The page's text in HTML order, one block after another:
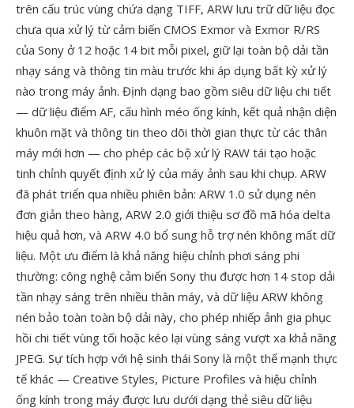
trên cấu trúc vùng chứa dạng TIFF, ARW lưu trữ dữ liệu đọc
chưa qua xử lý từ cảm biến CMOS Exmor và Exmor R/RS
của Sony ở 12 hoặc 14 bit mỗi pixel, giữ lại toàn bộ dải tần
nhạy sáng và thông tin màu trước khi áp dụng bất kỳ xử lý
nào trong máy ảnh. Định dạng bao gồm siêu dữ liệu chi tiết
— dữ liệu điểm AF, cấu hình méo ống kính, kết quả nhận diện
khuôn mặt và thông tin theo dõi thời gian thực từ các thân
máy mới hơn — cho phép các bộ xử lý RAW tái tạo hoặc
tinh chỉnh quyết định xử lý của máy ảnh sau khi chụp. ARW
đã phát triển qua nhiều phiên bản: ARW 1.0 sử dụng nén
đơn giản theo hàng, ARW 2.0 giới thiệu sơ đồ mã hóa delta
hiệu quả hơn, và ARW 4.0 bổ sung hỗ trợ nén không mất dữ
liệu. Một ưu điểm là khả năng hiệu chỉnh phơi sáng phi
thường: công nghệ cảm biến Sony thu được hơn 14 stop dải
tần nhạy sáng trên nhiều thân máy, và dữ liệu ARW không
nén bảo toàn toàn bộ dải này, cho phép nhiếp ảnh gia phục
hồi chi tiết vùng tối hoặc kéo lại vùng sáng vượt xa khả năng
JPEG. Sự tích hợp với hệ sinh thái Sony là một thế mạnh thực
tế khác — Creative Styles, Picture Profiles và hiệu chỉnh
ống kính trong máy được lưu dưới dạng thẻ siêu dữ liệu